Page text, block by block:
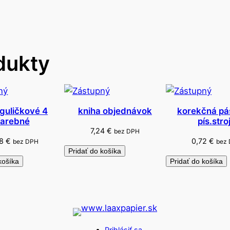
i
e
v
4
€ bez DPH
kniha objednávok
7,24 € bez DPH
Pridať do košíka
korekčná
0,72€ bez
Pridať do košíka